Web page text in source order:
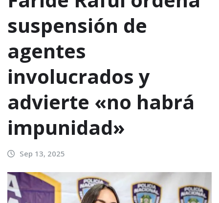
suspensión de
agentes
involucrados y
advierte «no habrá
impunidad»
Sep 13, 2025